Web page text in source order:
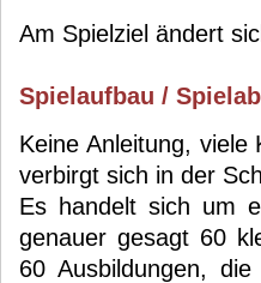
Am Spielziel ändert
Spielaufbau /
Keine Anleitung, viele
verbirgt sich in der
Es handelt sich um
genauer gesagt 60
60 Ausbildungen,